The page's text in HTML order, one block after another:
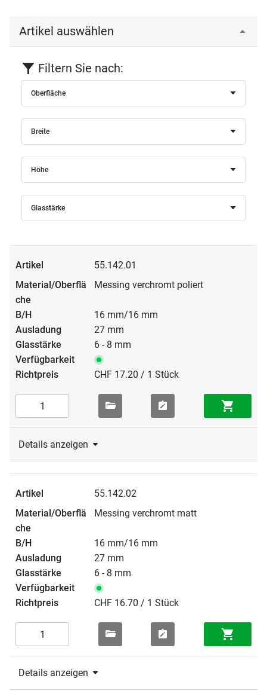
Artikel auswählen
Filtern Sie nach:
Oberfläche
Breite
Höhe
Glasstärke
55.142.01
Messing verchromt poliert
16 mm/16 mm
27 mm
6 - 8 mm
CHF 17.20 / 1 Stück
Details anzeigen
55.142.02
Messing verchromt matt
16 mm/16 mm
27 mm
6 - 8 mm
CHF 16.70 / 1 Stück
Details anzeigen